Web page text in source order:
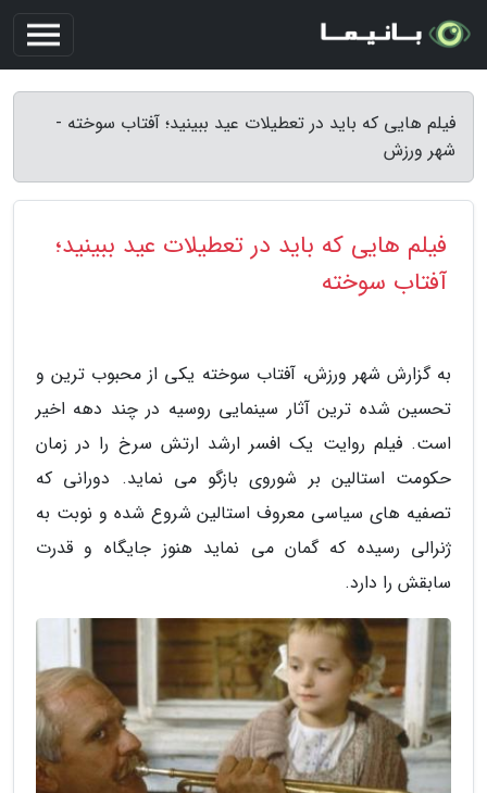
فیلم هایی که باید در تعطیلات عید ببینید؛ آفتاب سوخته -
شهر ورزش
فیلم هایی که باید در تعطیلات عید ببینید؛
آفتاب سوخته
به گزارش شهر ورزش، آفتاب سوخته یکی از محبوب ترین و
تحسین شده ترین آثار سینمایی روسیه در چند دهه اخیر
است. فیلم روایت یک افسر ارشد ارتش سرخ را در زمان
حکومت استالین بر شوروی بازگو می نماید. دورانی که
تصفیه های سیاسی معروف استالین شروع شده و نوبت به
ژنرالی رسیده که گمان می نماید هنوز جایگاه و قدرت
سابقش را دارد.